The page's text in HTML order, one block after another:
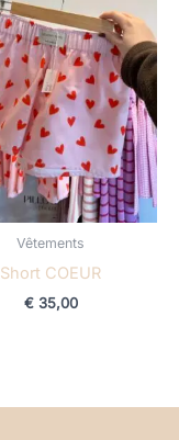
Vêtements
Short COEUR
€35,00